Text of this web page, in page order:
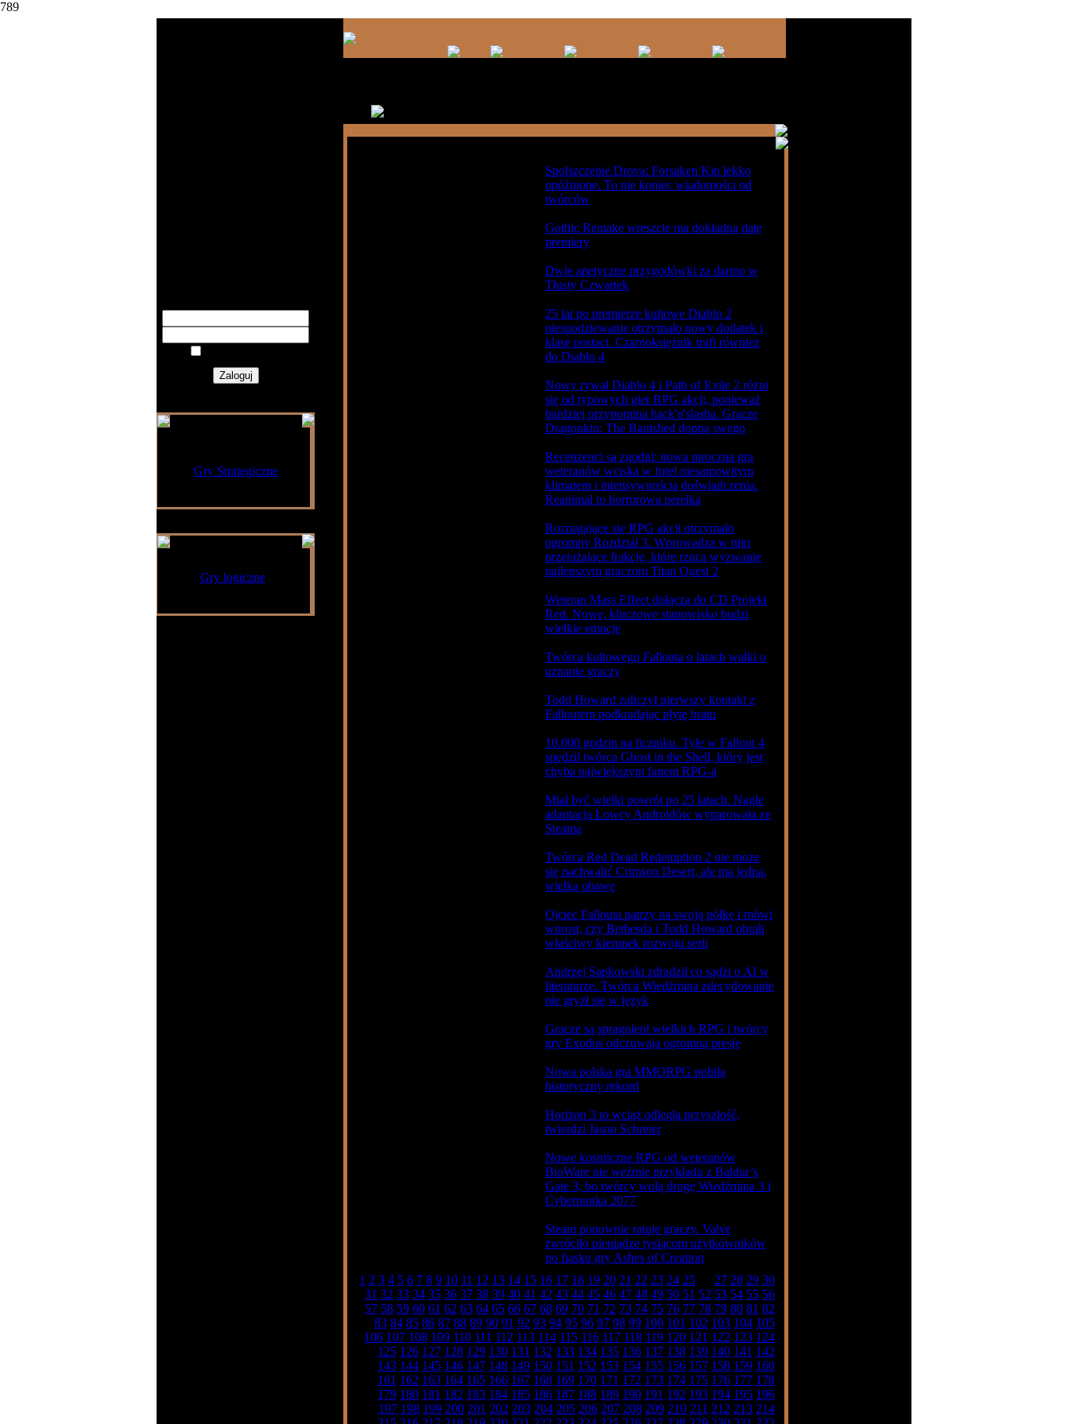
789
Gry Strategiczne
Gry logiczne
Spolszczenie Drova: Forsaken Kin lekko
opóźnione. To nie koniec wiadomości od
twórców
Gothic Remake wreszcie ma dokładną datę
premiery
Dwie apetyczne przygodówki za darmo w
Tłusty Czwartek
25 lat po premierze kultowe Diablo 2
niespodziewanie otrzymało nowy dodatek i
klasę postaci. Czarnoksiężnik trafi również
do Diablo 4
Nowy rywal Diablo 4 i Path of Exile 2 różni
się od typowych gier RPG akcji, ponieważ
bardziej przypomina hack'n'slasha. Gracze
Dragonkin: The Banished dopną swego
Recenzenci są zgodni: nowa mroczna gra
weteranów wciska w fotel niesamowitym
klimatem i intensywnością doświadczenia.
Reanimal to horrorowa perełka
Rozrastające się RPG akcji otrzymało
ogromny Rozdział 3. Wprowadza w nim
przerażające frakcje, które rzucą wyzwanie
najlepszym graczom Titan Quest 2
Weteran Mass Effect dołącza do CD Projekt
Red. Nowe, kluczowe stanowisko budzi
wielkie emocje
Twórca kultowego Fallouta o latach walki o
uznanie graczy
Todd Howard zaliczył pierwszy kontakt z
Falloutem podkradając płytę bratu
10.000 godzin na liczniku. Tyle w Fallout 4
spędził twórca Ghost in the Shell, który jest
chyba największym fanem RPG-a
Miał być wielki powrót po 25 latach. Nagle
adaptacja Łowcy Androidów wyparowała ze
Steama
Twórca Red Dead Redemption 2 nie może
się nachwalić Crimson Desert, ale ma jedną,
wielką obawę
Ojciec Fallouta patrzy na swoją półkę i mówi
wprost, czy Bethesda i Todd Howard obrali
właściwy kierunek rozwoju serii
Andrzej Sapkowski zdradził co sądzi o AI w
literaturze. Twórca Wiedźmina zdecydowanie
nie gryzł się w język
Gracze są spragnieni wielkich RPG i twórcy
gry Exodus odczuwają ogromną presję
Nowa polska gra MMORPG pobiła
historyczny rekord
Horizon 3 to wciąż odległa przyszłość,
twierdzi Jason Schreier
Nowe kosmiczne RPG od weteranów
BioWare nie weźmie przykładu z Baldur’s
Gate 3, bo twórcy wolą drogę Wiedźmina 3 i
Cyberpunka 2077
Steam ponownie ratuje graczy. Valve
zwróciło pieniądze tysiącom użytkowników
po fiasku gry Ashes of Creation
1 2 3 4 5 6 7 8 9 10 11 12 13 14 15 16 17 18 19 20 21 22 23 24 25 27 28 29 30
31 32 33 34 35 36 37 38 39 40 41 42 43 44 45 46 47 48 49 50 51 52 53 54 55 56
57 58 59 60 61 62 63 64 65 66 67 68 69 70 71 72 73 74 75 76 77 78 79 80 81 82
83 84 85 86 87 88 89 90 91 92 93 94 95 96 97 98 99 100 101 102 103 104 105
106 107 108 109 110 111 112 113 114 115 116 117 118 119 120 121 122 123 124
125 126 127 128 129 130 131 132 133 134 135 136 137 138 139 140 141 142
143 144 145 146 147 148 149 150 151 152 153 154 155 156 157 158 159 160
161 162 163 164 165 166 167 168 169 170 171 172 173 174 175 176 177 178
179 180 181 182 183 184 185 186 187 188 189 190 191 192 193 194 195 196
197 198 199 200 201 202 203 204 205 206 207 208 209 210 211 212 213 214